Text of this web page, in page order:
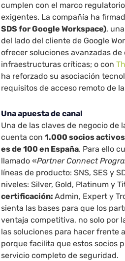
cumplen con el marco
exigentes. La compañía ha
SDS for Google Workspace),
del lado del cliente de Google
ofrecer soluciones avanzadas de
infraestructuras críticas; o con
ha reforzado su asociación
requisitos de acceso remoto de
Una apuesta de canal
Una de las claves de negocio de
cuenta con1.000 socios
es de 100 en España. Para ello
llamado «Partner Connect
líneas de producto: SNS, SES y
niveles: Silver, Gold, Platinum y
certificación:Admin, Expert y
sienta las bases para que los
ventaja competitiva, no solo por
las soluciones para hacer frente
porque facilita que estos socios
servicio completo de seguridad.